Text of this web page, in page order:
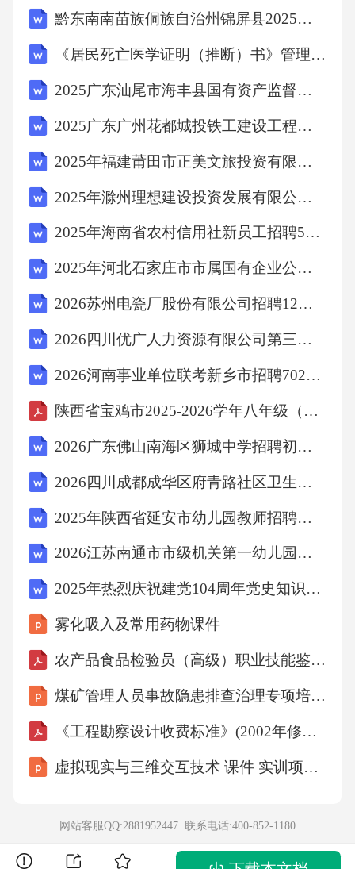
穷目，却看不到一只鸟。经常能看到的
只有围隼之类体态硕大的猛禽。它铮静停踞沙
丘高处，偏着头，以一只眼盯着你一步
升。
除了芨芨草和梭梭柴，我再也认不得这荒野中
它们的名字，我深深熟悉它们的模样和姿态。
傍晚，陌生的马群在上弦月之下奔腾过旷野。
满目枯草，却毫无萧瑟败相。谁说
眼下都是死去的植物？它们枝枝叶叶，完完整
整，仍以继续生长的姿态逗留在冬天的
大冰箱里。
沙滩是浅浅的米黄包，但捧起沙子在夕阳中仔
细观察的话，却发现沙粒们其实大
大一百万倍，那这样的荒野该多么晶莹
梦幻！
当然，这样漫无目的地瞎走总会有迷路的时
唯一的地标是我们沙窝子最高处的假人和与之
黔东南南苗族侗族自治州锦屏县2025年数学三年级第二学期期末考试模拟试题含答案
《居民死亡医学证明（推断）书》管理制度考试题目
2025广东汕尾市海丰县国有资产监督管理局招聘县属国有企业工作人员12人笔试历年典型考点题库附带答案详解
2025广东广州花都城投铁工建设工程有限公司招聘广州花都诚锐建设有限公司和广州花都城兴建设有限公司工作人员参加笔试人员笔试历年典型考点题库附带答案详解
2025年福建莆田市正美文旅投资有限公司招聘5人笔试历年常考点试题专练附带答案详解
2025年滁州理想建设投资发展有限公司公开招聘2名笔试历年常考点试题专练附带答案详解
2025年海南省农村信用社新员工招聘598人笔试历年典型考题及考点剖析附带答案详解
2025年河北石家庄市市属国有企业公开招聘管理人员及专业技术人员587名笔试历年常考点试题专练附带答案详解
2026苏州电瓷厂股份有限公司招聘12人备考题库及完整答案详解
2026四川优广人力资源有限公司第三次招聘劳务外包人员1人备考题库及答案详解（有一套）
2026河南事业单位联考新乡市招聘702人备考题库完整参考答案详解
陕西省宝鸡市2025-2026学年八年级（上）期末物理试卷（含答案）
2026广东佛山南海区狮城中学招聘初中历史教师1人备考题库附答案详解（综合卷）
2026四川成都成华区府青路社区卫生服务中心招聘编制外工作人员的2人备考题库附答案详解（轻巧夺冠）
2025年陕西省延安市幼儿园教师招聘笔试试题及答案解析
2026江苏南通市市级机关第一幼儿园招聘1人备考题库（二）及答案详解1套
2025年热烈庆祝建党104周年党史知识竞赛题库及答案（共300题）
雾化吸入及常用药物课件
农产品食品检验员（高级）职业技能鉴定考试题及答案
煤矿管理人员事故隐患排查治理专项培训课件
《工程勘察设计收费标准》(2002年修订本)
虚拟现实与三维交互技术 课件 实训项目3 开发虚拟文旅虚拟交互项目的技术实操
网站客服QQ:2881952447 联系电话:400-852-1180